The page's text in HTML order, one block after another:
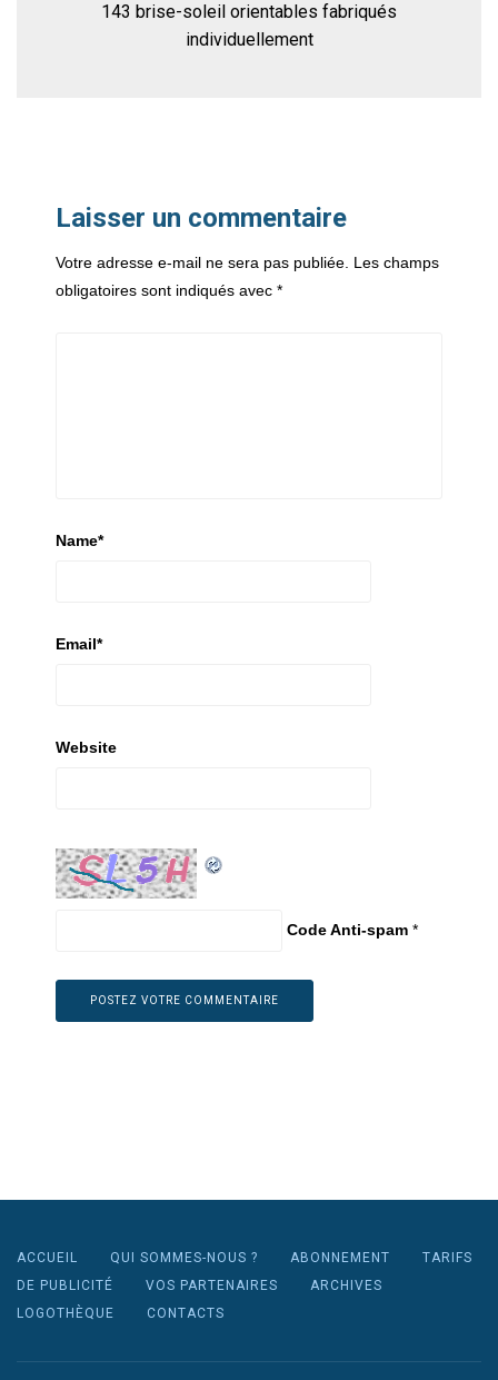
143 brise-soleil orientables fabriqués
individuellement
Laisser un commentaire
Votre adresse e-mail ne sera pas publiée. Les champs
obligatoires sont indiqués avec *
Name*
Email*
Website
Code Anti-spam *
ACCUEIL QUI SOMMES-NOUS ? ABONNEMENT
TARIFS
DE PUBLICITÉ
VOS PARTENAIRES
ARCHIVES
LOGOTHÈQUE
CONTACTS